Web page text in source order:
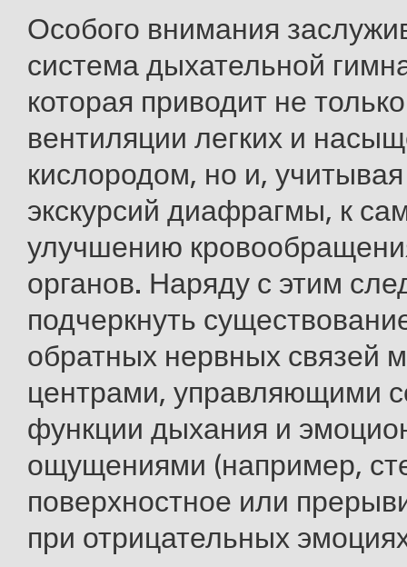
Особого внимания
система дыхательной
которая приводит не
вентиляции легких и
кислородом, но и,
экскурсий диафрагмы, к
улучшению
органов. Наряду с этим
подчеркнуть
обратных нервных связей
центрами, управляющими
функции дыхания и
ощущениями (например,
поверхностное или
при отрицательных